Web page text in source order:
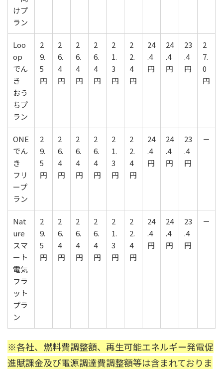
けプ
ラン
Loo
op
でん
き
おう
ちプ
ラン
2
9.
5
円
2
6.
4
円
2
6.
4
円
2
6.
4
円
2
1.
3
円
2
2.
4
円
24
.4
円
24
.4
円
23
.4
円
2
7.
0
円
ONE
でん
き
フリ
ープ
ラン
2
9.
5
円
2
6.
4
円
2
6.
4
円
2
6.
4
円
2
1.
3
円
2
2.
4
円
24
.4
円
24
.4
円
23
.4
円
－
Nat
ure
スマ
ート
電気
フラ
ット
プラ
ン
2
9.
5
円
2
6.
4
円
2
6.
4
円
2
6.
4
円
2
1.
3
円
2
2.
4
円
24
.4
円
24
.4
円
23
.4
円
－
※各社、燃料費調整額、再生可能エネルギー発電促
進賦課金及び電源調達費調整額等は含まれておりま